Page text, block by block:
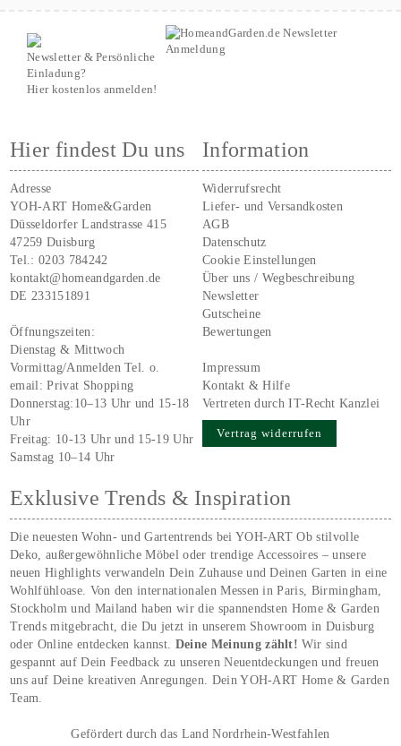
Newsletter & Persönliche
Einladung?
Hier kostenlos anmelden!
Hier findest Du uns
Adresse
YOH-ART Home&Garden
Düsseldorfer Landstrasse 415
47259 Duisburg
Tel.:0203 784242
kontakt@homeandgarden.de
DE 233151891
Öffnungszeiten:
Dienstag & Mittwoch
Vormittag/Anmelden Tel. o.
email:Privat Shopping
Donnerstag:10–13 Uhr und 15-18
Uhr
Freitag: 10-13 Uhr und 15-19 Uhr
Samstag 10–14 Uhr
Information
Widerrufsrecht
Liefer- und Versandkosten
AGB
Datenschutz
Cookie Einstellungen
Über uns / Wegbeschreibung
Newsletter
Gutscheine
Bewertungen
Impressum
Kontakt & Hilfe
Vertreten durch IT-Recht Kanzlei
Vertrag widerrufen
Exklusive Trends & Inspiration
Die neuesten Wohn- und Gartentrends bei YOH‑ART Ob stilvolle
Deko, außergewöhnliche Möbel oder trendige Accessoires – unsere
neuen Highlights verwandeln Dein Zuhause und Deinen Garten in eine
Wohlfühloase. Von den internationalen Messen in Paris, Birmingham,
Stockholm und Mailand haben wir die spannendsten Home & Garden
Trends mitgebracht, die Du jetzt in unserem Showroom in Duisburg
oder Online entdecken kannst. Deine Meinung zählt!Wir sind
gespannt auf Dein Feedback zu unseren Neuentdeckungen und freuen
uns auf Deine kreativen Anregungen. Dein YOH‑ART Home & Garden
Team.
Gefördert durch das Land Nordrhein-Westfahlen